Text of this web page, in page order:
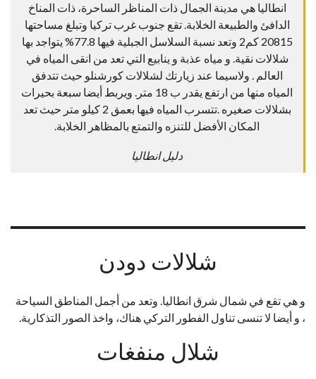
انطاليا هي مدينة الجمال ذات المناظر الساحرة، ذات المناخ
الدافئ والطبيعة الخلابة. تقع جنوب غرب تركيا وتبلغ مساحتها
20815 كم2 وتعد نسبة السلاسل الجبلية فيها 77.8% يتواجد بها
شلالات نقية. و مياه عذبة و ينابيع التي تعد من انقى المياه في
العالم . ولاسيما عند زيارتك لشلالات كورشنلو حيث تتدفق
المياه منها من ارتفع يقدر ب 18 متر. ويربط أيضا سبعة بحيرات
بشلالات صغيره .تتسرب المياه فيها بعمق 2 كيلو متر حيث تعد
المكان الأفضل للتنزه والتمتع بالمظاهر الخلابة.
دليل انطاليا
شلالات دودن
و هي تقع في شمال شرق انطاليا. وتعد من أجمل المناطق السياحة
، و أيضا لا تنسى تناول الفطور التركي هناك، واخذ الصور التذكارية.
شلال منفغات